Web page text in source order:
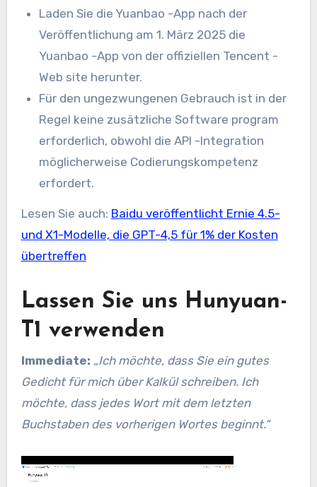
Laden Sie die Yuanbao -App nach der
Veröffentlichung am 1. März 2025 die
Yuanbao -App von der offiziellen Tencent -
Web site herunter.
Für den ungezwungenen Gebrauch ist in der
Regel keine zusätzliche Software program
erforderlich, obwohl die API -Integration
möglicherweise Codierungskompetenz
erfordert.
Lesen Sie auch: Baidu veröffentlicht Ernie 4.5-
und X1-Modelle, die GPT-4,5 für 1% der Kosten
übertreffen
Lassen Sie uns Hunyuan-
T1 verwenden
Immediate: „Ich möchte, dass Sie ein gutes
Gedicht für mich über Kalkül schreiben. Ich
möchte, dass jedes Wort mit dem letzten
Buchstaben des vorherigen Wortes beginnt.“